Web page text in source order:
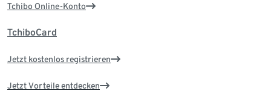
Tchibo Online-Konto
TchiboCard
Jetzt kostenlos registrieren
Jetzt Vorteile entdecken